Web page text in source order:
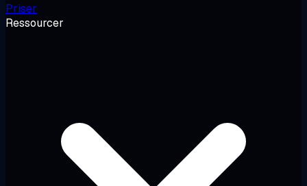
Priser
Ressourcer